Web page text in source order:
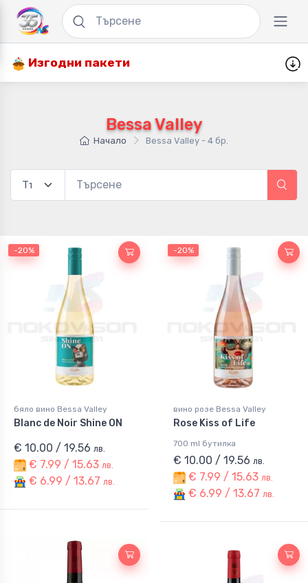
Изгодни пакети
Bessa Valley
Начало Bessa Valley - 4 бр.
-20%
бяло вино Bessa Valley
Blanc de Noir Shine ON
€ 10.00 / 19.56 лв.
€ 7.99 / 15.63 лв.
€ 6.99 / 13.67 лв.
-20%
вино розе Bessa Valley
Rose Kiss of Life
700 ml бутилка
€ 10.00 / 19.56 лв.
€ 7.99 / 15.63 лв.
€ 6.99 / 13.67 лв.